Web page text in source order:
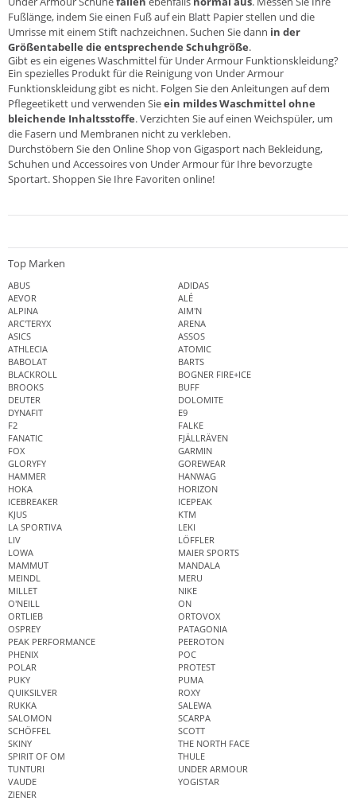
Fußlänge, indem Sie einen Fuß auf ein Blatt Papier stellen und die
Umrisse mit einem Stift nachzeichnen. Suchen Sie dann in der
Größentabelle die entsprechende Schuhgröße.
Gibt es ein eigenes Waschmittel für Under Armour Funktionskleidung?
Ein spezielles Produkt für die Reinigung von Under Armour
Funktionskleidung gibt es nicht. Folgen Sie den Anleitungen auf dem
Pflegeetikett und verwenden Sieein mildes Waschmittel ohne
bleichende Inhaltsstoffe. Verzichten Sie auf einen Weichspüler, um
die Fasern und Membranen nicht zu verkleben.
Durchstöbern Sie den Online Shop von Gigasport nach Bekleidung,
Schuhen und Accessoires von Under Armour für Ihre bevorzugte
Sportart. Shoppen Sie Ihre Favoriten online!
Top Marken
ABUS
ADIDAS
AEVOR
ALÉ
ALPINA
AIM'N
ARC'TERYX
ARENA
ASICS
ASSOS
ATHLECIA
ATOMIC
BABOLAT
BARTS
BLACKROLL
BOGNER FIRE+ICE
BROOKS
BUFF
DEUTER
DOLOMITE
DYNAFIT
E9
F2
FALKE
FANATIC
FJÄLLRÄVEN
FOX
GARMIN
GLORYFY
GOREWEAR
HAMMER
HANWAG
HOKA
HORIZON
ICEBREAKER
ICEPEAK
KJUS
KTM
LA SPORTIVA
LEKI
LIV
LÖFFLER
LOWA
MAIER SPORTS
MAMMUT
MANDALA
MEINDL
MERU
MILLET
NIKE
O'NEILL
ON
ORTLIEB
ORTOVOX
OSPREY
PATAGONIA
PEAK PERFORMANCE
PEEROTON
PHENIX
POC
POLAR
PROTEST
PUKY
PUMA
QUIKSILVER
ROXY
RUKKA
SALEWA
SALOMON
SCARPA
SCHÖFFEL
SCOTT
SKINY
THE NORTH FACE
SPIRIT OF OM
THULE
TUNTURI
UNDER ARMOUR
VAUDE
YOGISTAR
ZIENER